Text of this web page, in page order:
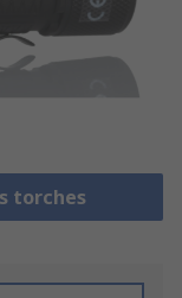
torches